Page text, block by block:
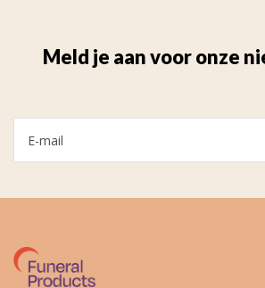
Meld je aan voor onze